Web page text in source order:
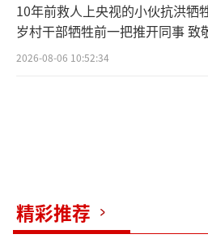
10年前救人上央视的小伙抗洪牺
岁村干部牺牲前一把推开同事 致
别！
2026-08-06 10:52:34
精彩推荐